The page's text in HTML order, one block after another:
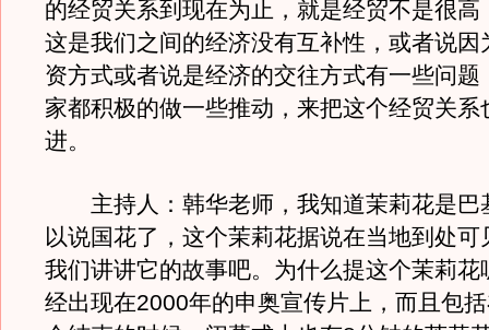
的经贸关系到现在为止，就是经贸不是很高
这是我们之间的经济没有互补性，或者说因
资方式或者说是经济的交往方式有一些问题
家都积极的做一些推动，来把这个经贸关系
进。
主持人：韩华老师，我知道茉莉花是巴
以说国花了，这个茉莉花据说在当地到处可
我们讲讲它的故事吧。为什么提这个茉莉花
经出现在2000年的申奥宣传片上，而且包